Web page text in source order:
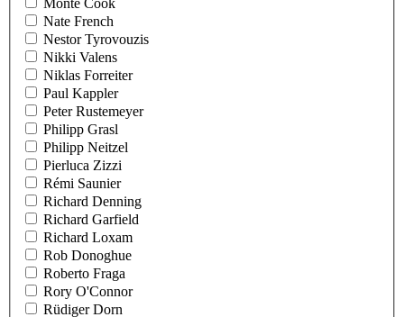
Monte Cook
Nate French
Nestor Tyrovouzis
Nikki Valens
Niklas Forreiter
Paul Kappler
Peter Rustemeyer
Philipp Grasl
Philipp Neitzel
Pierluca Zizzi
Rémi Saunier
Richard Denning
Richard Garfield
Richard Loxam
Rob Donoghue
Roberto Fraga
Rory O'Connor
Rüdiger Dorn